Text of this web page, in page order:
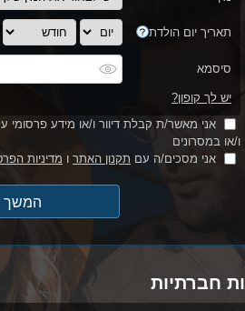
תאריך יום הולדת
סיסמא
יש לך קופון?
אני מאשר/ת קבלת דיוור ו/או מידע פרסומי
ו/או במסרונים
אני מסכים/ה עם תקנון האתר ו מדיניות
חברתיות